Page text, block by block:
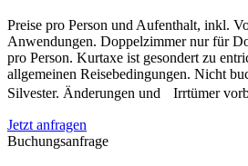
Preise pro Person und Aufenthalt, inkl.
Anwendungen. Doppelzimmer nur für
pro Person. Kurtaxe ist gesondert zu
allgemeinen Reisebedingungen. Nicht
Silvester. Änderungen und Irrtümer
Jetzt anfragen
Buchungsanfrage